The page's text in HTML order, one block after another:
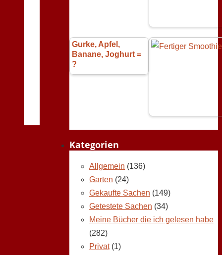
Gurke, Apfel,
Banane, Joghurt =
?
Kategorien
Allgemein (136)
Garten (24)
Gekaufte Sachen (149)
Getestete Sachen (34)
Meine Bücher die ich gelesen habe
(282)
Privat(1)